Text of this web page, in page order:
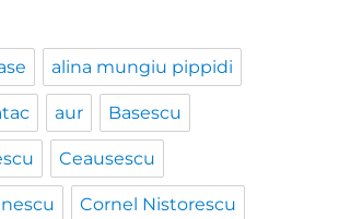
alina mungiu pippidi
aur Basescu
Ceausescu
Cornel Nistorescu